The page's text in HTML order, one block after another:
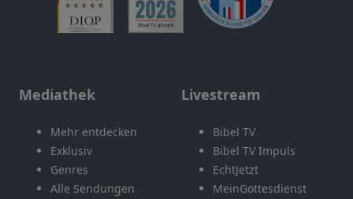
Mediathek
Mehr entdecken
Exklusiv
Genres
Alle Sendungen
Livestream
Bibel TV
Bibel TV Impuls
EchtJetzt
MeinGottesdienst